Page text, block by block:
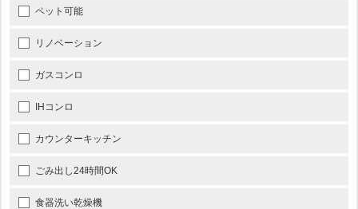
ペット可能
リノベーション
ガスコンロ
IHコンロ
カウンターキッチン
ごみ出し24時間OK
食器洗い乾燥機